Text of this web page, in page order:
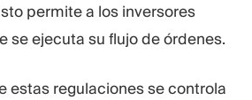
permite a los inversores
se ejecuta su flujo de órdenes.
estas regulaciones se controla